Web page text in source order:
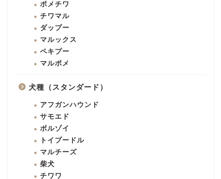
ポメチワ
チワマル
ダップー
マルックス
ペキプー
マルポメ
犬種（スタンダード）
アフガンハウンド
サモエド
ボルゾイ
トイプードル
マルチーズ
柴犬
チワワ